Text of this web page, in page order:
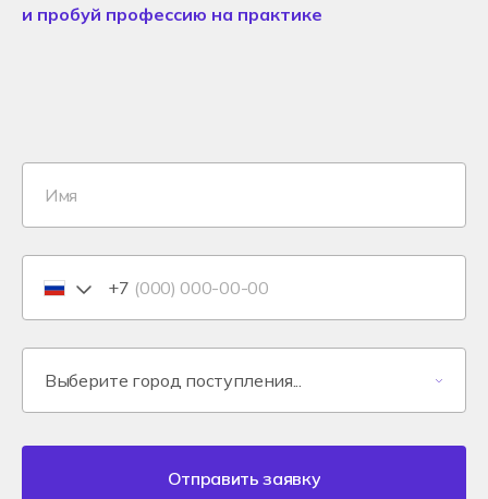
и пробуй профессию на практике
+7
Отправить заявку